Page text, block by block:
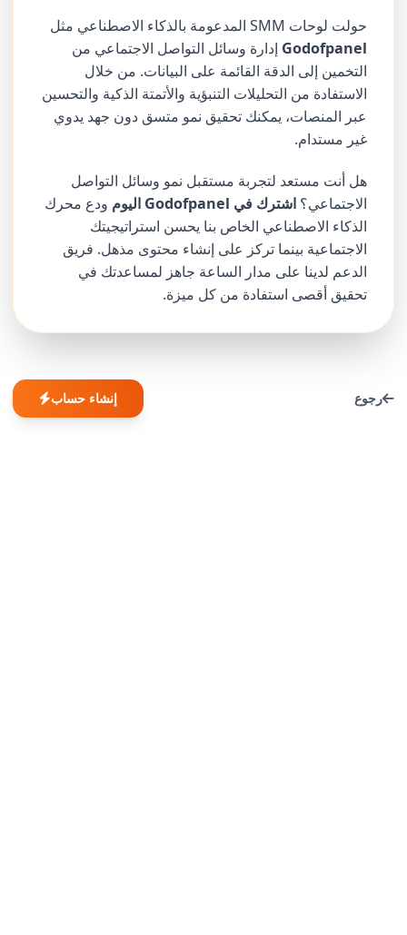
حولت لوحات SMM المدعومة بالذكاء الاصطناعي مثل
Godofpanel إدارة وسائل التواصل الاجتماعي من
التخمين إلى الدقة القائمة على البيانات. من خلال
الاستفادة من التحليلات التنبؤية والأتمتة الذكية والتحسين
عبر المنصات، يمكنك تحقيق نمو متسق دون جهد يدوي
غير مستدام.
هل أنت مستعد لتجربة مستقبل نمو وسائل التواصل
الاجتماعي؟اشترك في Godofpanel اليوم
ودع محرك
الذكاء الاصطناعي الخاص بنا يحسن استراتيجيتك
الاجتماعية بينما تركز على إنشاء محتوى مذهل. فريق
الدعم لدينا على مدار الساعة جاهز لمساعدتك في
تحقيق أقصى استفادة من كل ميزة.
رجوع إنشاء حساب